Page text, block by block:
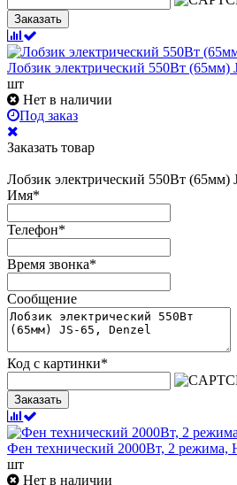
Заказать
Лобзик электрический 550Вт (65мм)
шт
Нет в наличии
Под заказ
Заказать товар
Лобзик электрический 550Вт (65мм)
Имя*
Телефон*
Время звонка*
Сообщение
Код с картинки*
Заказать
Фен технический 2000Вт, 2 режима,
шт
Нет в наличии